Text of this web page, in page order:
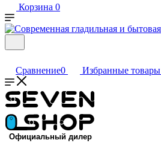
Корзина 0
Сравнение0 Избранные товары